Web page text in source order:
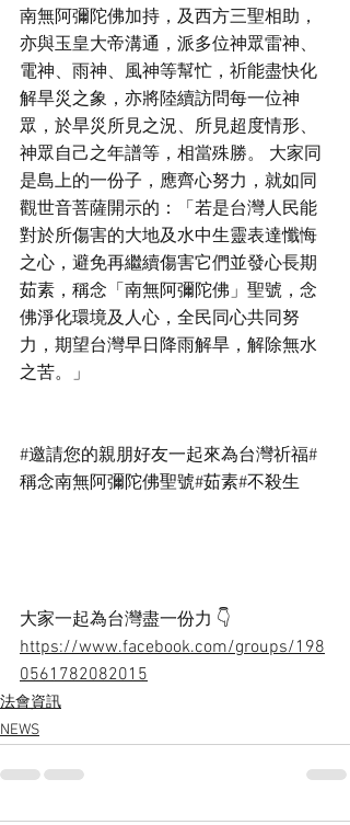
南無阿彌陀佛加持，及西方三聖相助，
亦與玉皇大帝溝通，派多位神眾雷神、
電神、雨神、風神等幫忙，祈能盡快化
解旱災之象，亦將陸續訪問每一位神
眾，於旱災所見之況、所見超度情形、
神眾自己之年譜等，相當殊勝。 大家同
是島上的一份子，應齊心努力，就如同
觀世音菩薩開示的：「若是台灣人民能
對於所傷害的大地及水中生靈表達懺悔
之心，避免再繼續傷害它們並發心長期
茹素，稱念「南無阿彌陀佛」聖號，念
佛淨化環境及人心，全民同心共同努
力，期望台灣早日降雨解旱，解除無水
之苦。」
#邀請您的親朋好友一起來為台灣祈福#
稱念南無阿彌陀佛聖號#茹素#不殺生
大家一起為台灣盡一份力 👇
https://www.facebook.com/groups/198
0561782082015
法會資訊
NEWS